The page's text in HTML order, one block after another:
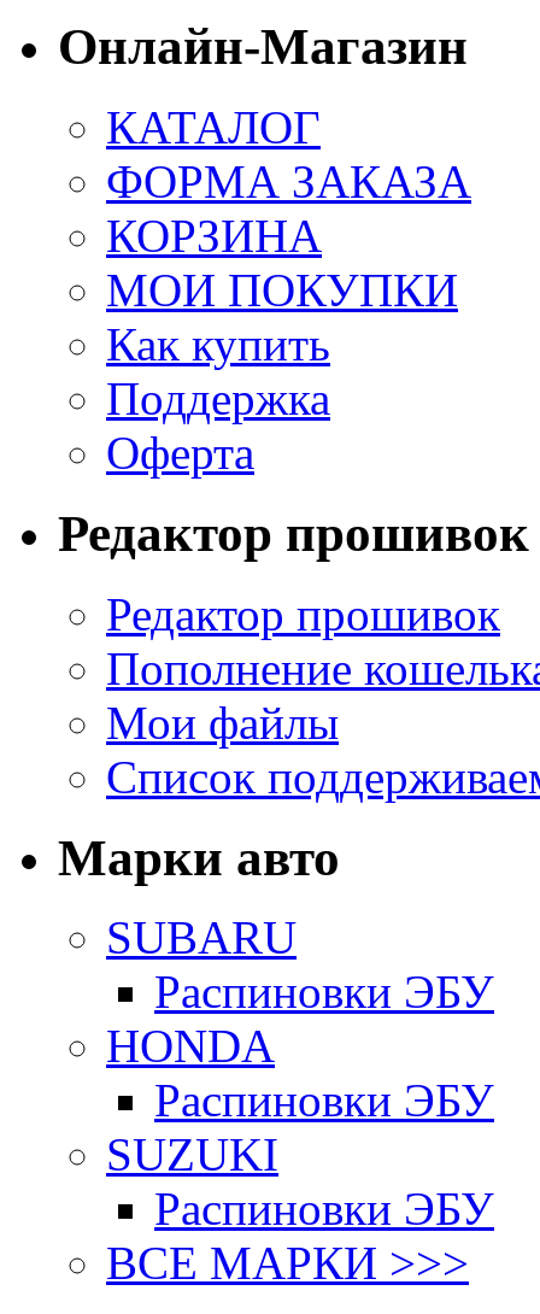
Онлайн-Магазин
КАТАЛОГ
ФОРМА ЗАКАЗА
КОРЗИНА
МОИ ПОКУПКИ
Как купить
Поддержка
Оферта
Редактор прошивок
Редактор прошивок
Пополнение
Мои файлы
Список
Марки авто
SUBARU
Распиновки ЭБУ
HONDA
Распиновки ЭБУ
SUZUKI
Распиновки ЭБУ
ВСЕ МАРКИ >>>